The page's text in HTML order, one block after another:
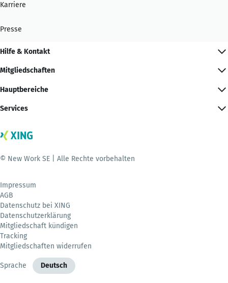
Karriere
Presse
Hilfe & Kontakt
Mitgliedschaften
Hauptbereiche
Services
© New Work SE | Alle Rechte vorbehalten
Impressum
AGB
Datenschutz bei XING
Datenschutzerklärung
Mitgliedschaft kündigen
Tracking
Mitgliedschaften widerrufen
Sprache Deutsch